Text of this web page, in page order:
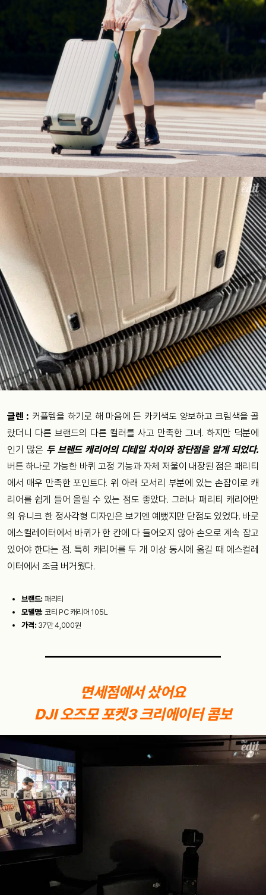
글렌 : 커플템을 하기로 해 마음에 든 카키색도 양보하고 크림색을 골
랐더니 다른 브랜드의 다른 컬러를 사고 만족한 그녀. 하지만 덕분에
인기 많은 두 브랜드 캐리어의 디테일 차이와 장단점을 알게 되었다.
버튼 하나로 가능한 바퀴 고정 기능과 자체 저울이 내장된 점은 패리티
에서 매우 만족한 포인트다. 위 아래 모서리 부분에 있는 손잡이로 캐
리어를 쉽게 들어 올릴 수 있는 점도 좋았다. 그러나 패리티 캐리어만
의 유니크 한 정사각형 디자인은 보기엔 예뻤지만 단점도 있었다. 바로
에스컬레이터에서 바퀴가 한 칸에 다 들어오지 않아 손으로 계속 잡고
있어야 한다는 점. 특히 캐리어를 두 개 이상 동시에 옮길 때 에스컬레
이터에서 조금 버거웠다.
브랜드: 패리티
모델명: 코티 PC 캐리어 105L
가격: 37만 4,000원
면세점에서 샀어요
DJI 오즈모 포켓3 크리에이터 콤보